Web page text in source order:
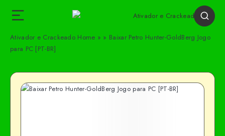
Ativador e Crackeado Home » » Baixar Petro Hunter-GoldBerg Jogo
para PC [PT-BR]